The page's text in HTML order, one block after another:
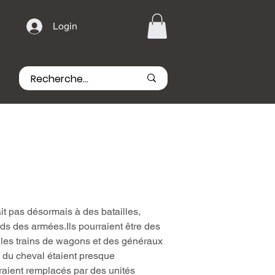
Login
pas désormais à des batailles,
des armées.Ils pourraient être des
trains de wagons et des généraux
cheval étaient presque
remplacés par des unités